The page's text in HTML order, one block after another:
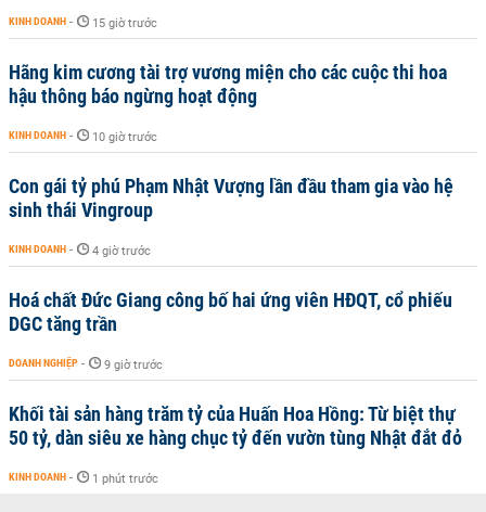
KINH DOANH - 15 giờ trước
Hãng kim cương tài trợ vương miện cho các cuộc thi hoa
hậu thông báo ngừng hoạt động
KINH DOANH - 10 giờ trước
Con gái tỷ phú Phạm Nhật Vượng lần đầu tham gia vào hệ
sinh thái Vingroup
KINH DOANH - 4 giờ trước
Hoá chất Đức Giang công bố hai ứng viên HĐQT, cổ phiếu
DGC tăng trần
DOANH NGHIỆP - 9 giờ trước
Khối tài sản hàng trăm tỷ của Huấn Hoa Hồng: Từ biệt thự
50 tỷ, dàn siêu xe hàng chục tỷ đến vườn tùng Nhật đắt đỏ
KINH DOANH - 1 phút trước